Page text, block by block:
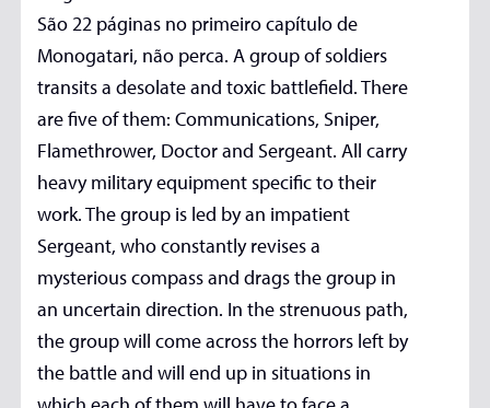
São 22 páginas no primeiro capítulo de
Monogatari, não perca. A group of soldiers
transits a desolate and toxic battlefield. There
are five of them: Communications, Sniper,
Flamethrower, Doctor and Sergeant. All carry
heavy military equipment specific to their
work. The group is led by an impatient
Sergeant, who constantly revises a
mysterious compass and drags the group in
an uncertain direction. In the strenuous path,
the group will come across the horrors left by
the battle and will end up in situations in